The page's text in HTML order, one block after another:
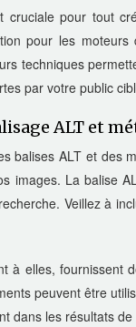
cruciale pour tout
pour les
techniques
par votre public
ALT et
balises ALT et
images. La balise
Veillez à
à elles, fournissent
peuvent être
dans les résultats de